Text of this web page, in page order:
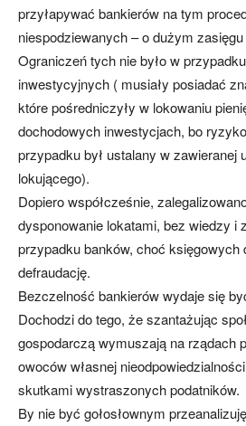
przyłapywać bankierów na tym
niespodziewanych – o dużym
Ograniczeń tych nie było w
inwestycyjnych ( musiały posiadać
które pośredniczyły w lokowaniu
dochodowych inwestycjach, bo
przypadku był ustalany w zawieranej
lokującego).
Dopiero współcześnie,
dysponowanie lokatami, bez wiedzy i
przypadku banków, choć księgowych
defraudację.
Bezczelność bankierów wydaje się
Dochodzi do tego, że szantażując
gospodarczą wymuszają na rządach
owoców własnej
skutkami wystraszonych podatników.
By nie być gołosłownym